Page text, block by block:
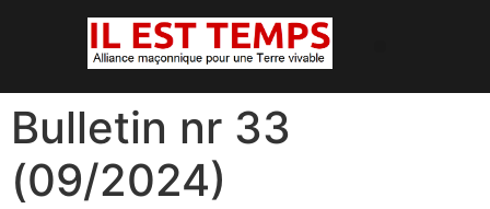
Bulletin nr 33
(09/2024)